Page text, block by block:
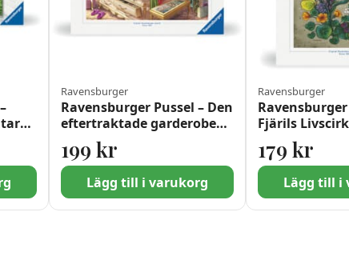
Ravensburger
Ravensburger Pussel – Den
eftertraktade garderoben
1000 bitar
199 kr
Lägg till i varukorg
Ravensburger
Ravensburger
Fjärils
179kr
Lägg till i